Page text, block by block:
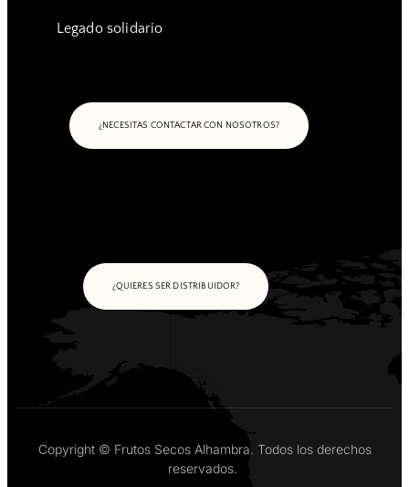
Legado solidario
¿NECESITAS CONTACTAR CON NOSOTROS?
¿QUIERES SER DISTRIBUIDOR?
Copyright © Frutos Secos Alhambra. Todos los derechos
reservados.